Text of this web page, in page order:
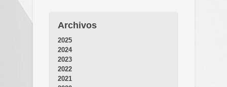
Archivos
2025
2024
2023
2022
2021